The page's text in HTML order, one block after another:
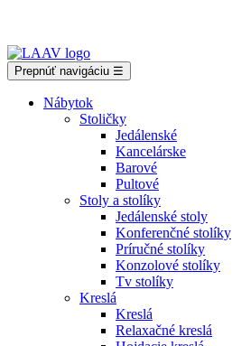
Prepnúť navigáciu ☰
Nábytok
Stoličky
Jedálenské
Kancelárske
Barové
Pultové
Stoly a stolíky
Jedálenské stoly
Konferenčné stolíky
Príručné stolíky
Konzolové stolíky
Tv stolíky
Kreslá
Kreslá
Relaxačné kreslá